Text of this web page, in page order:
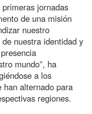
jornadas
de una misión
nuestro
nuestra identidad y
mundo”, ha
a los
han alternado para
regiones.